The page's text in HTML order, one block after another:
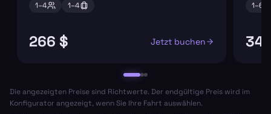
1–4 1–4
266 $ Jetzt buchen
1–6
Die angezeigten Preise sind Richtwerte. Der endgültige Preis wird im
Konfigurator angezeigt, wenn Sie Ihre Fahrt auswählen.